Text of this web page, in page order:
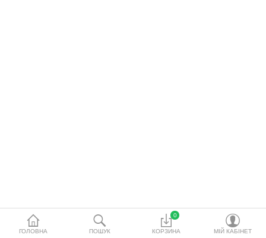
ГОЛОВНА ПОШУК
0
КОРЗИНА МІЙ КАБІНЕТ